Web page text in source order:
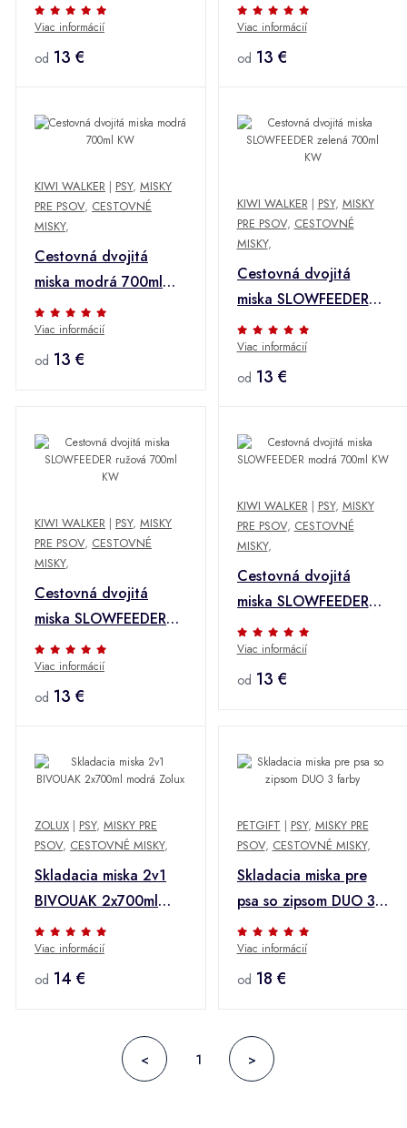
Viac informácií
od 13 €
KW
Viac informácií
od 13 €
KIWI WALKER | PSY, MISKY
PRE PSOV, CESTOVNÉ
MISKY,
Cestovná dvojitá
miska modrá 700ml
KW
Viac informácií
od 13 €
KIWI WALKER| PSY, MISKY
PRE PSOV, CESTOVNÉ
MISKY,
Cestovná dvojitá
miska SLOWFEEDER
zelená 700ml KW
Viac informácií
od 13 €
KIWI WALKER | PSY, MISKY
PRE PSOV, CESTOVNÉ
MISKY,
Cestovná dvojitá
miska SLOWFEEDER
ružová 700ml KW
Viac informácií
od 13 €
KIWI WALKER| PSY, MISKY
PRE PSOV, CESTOVNÉ
MISKY,
Cestovná dvojitá
miska SLOWFEEDER
modrá 700ml KW
Viac informácií
od 13 €
ZOLUX | PSY, MISKY PRE
PSOV, CESTOVNÉ MISKY,
Skladacia miska 2v1
BIVOUAK 2x700ml
modrá Zolux
Viac informácií
od 14 €
PETGIFT | PSY, MISKY PRE
PSOV, CESTOVNÉ MISKY,
Skladacia miska pre
psa so zipsom DUO 3
farby
Viac informácií
od 18 €
< 1 >